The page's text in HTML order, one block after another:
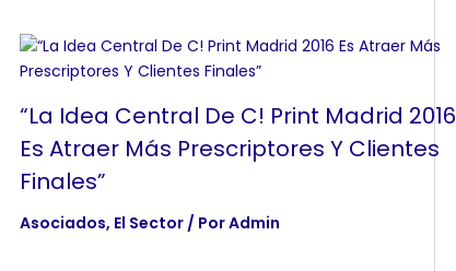
“La Idea Central De C! Print Madrid 2016
Es Atraer Más Prescriptores Y Clientes
Finales”
Asociados, El Sector / PorAdmin